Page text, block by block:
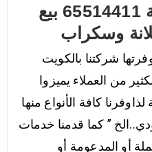
شراء سيارات قديمة 65514411 بيع
وسكراب
شركتنا بالكويت
من العملاء يميزوا
كافة الأنواع منها
” كما قدمنا خدمات
أو المدعومة أو